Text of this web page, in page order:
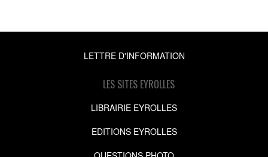
LETTRE D'INFORMATION
LES SITES EYROLLES
LIBRAIRIE EYROLLES
EDITIONS EYROLLES